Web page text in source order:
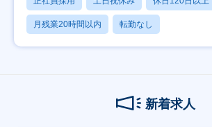
月残業20時間以内 転勤なし
新着求人